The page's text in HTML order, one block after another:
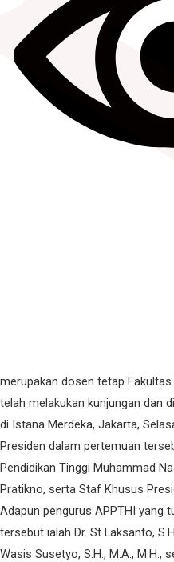
merupakan dosen tetap
telah melakukan kunjungan dan
di Istana Merdeka, Jakarta,
Presiden dalam pertemuan
Pendidikan Tinggi Muhammad
Pratikno, serta Staf Khusus
Adapun pengurus APPTHI yang
tersebut ialah Dr. St Laksanto,
Wasis Susetyo, S.H., M.A., M.H.,